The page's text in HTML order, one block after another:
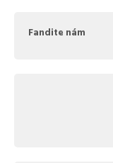
Fandite nám